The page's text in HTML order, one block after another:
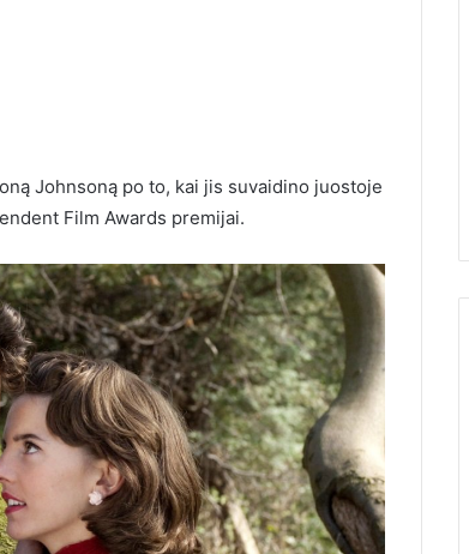
Johnsoną po to, kai jis suvaidino juostoje
Film Awards premijai.
Napoleoną, Medutį ir Prahą